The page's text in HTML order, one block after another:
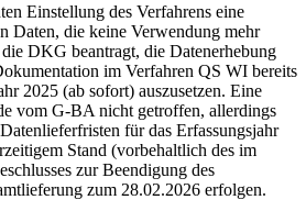
Einstellung des Verfahrens eine
Daten, die keine Verwendung mehr
DKG beantragt, die Datenerhebung
im Verfahren QS WI bereits
2025 (ab sofort) auszusetzen. Eine
vom G-BA nicht getroffen, allerdings
für das Erfassungsjahr
Stand (vorbehaltlich des im
zur Beendigung des
zum 28.02.2026 erfolgen.